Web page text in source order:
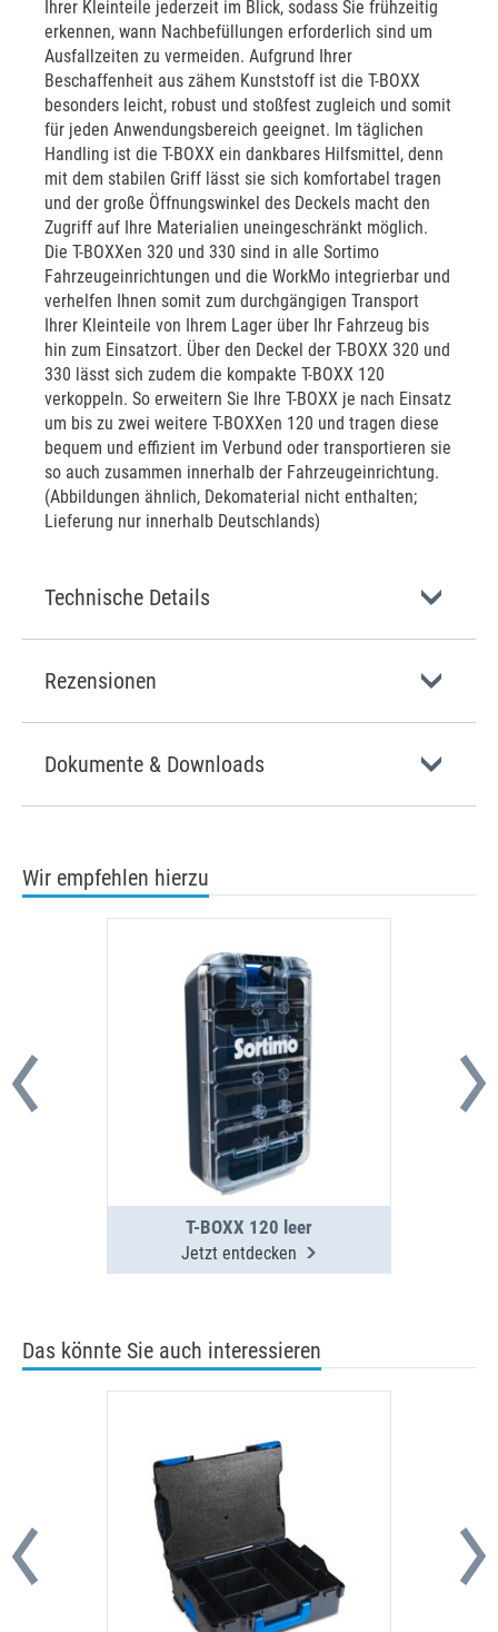
Ihrer Kleinteile jederzeit im Blick, sodass Sie frühzeitig
erkennen, wann Nachbefüllungen erforderlich sind um
Ausfallzeiten zu vermeiden. Aufgrund Ihrer
Beschaffenheit aus zähem Kunststoff ist die T-BOXX
besonders leicht, robust und stoßfest zugleich und somit
für jeden Anwendungsbereich geeignet. Im täglichen
Handling ist die T-BOXX ein dankbares Hilfsmittel, denn
mit dem stabilen Griff lässt sie sich komfortabel tragen
und der große Öffnungswinkel des Deckels macht den
Zugriff auf Ihre Materialien uneingeschränkt möglich.
Die T-BOXXen 320 und 330 sind in alle Sortimo
Fahrzeugeinrichtungen und die WorkMo integrierbar und
verhelfen Ihnen somit zum durchgängigen Transport
Ihrer Kleinteile von Ihrem Lager über Ihr Fahrzeug bis
hin zum Einsatzort. Über den Deckel der T-BOXX 320 und
330 lässt sich zudem die kompakte T-BOXX 120
verkoppeln. So erweitern Sie Ihre T-BOXX je nach Einsatz
um bis zu zwei weitere T-BOXXen 120 und tragen diese
bequem und effizient im Verbund oder transportieren sie
so auch zusammen innerhalb der Fahrzeugeinrichtung.
(Abbildungen ähnlich, Dekomaterial nicht enthalten;
Lieferung nur innerhalb Deutschlands)
Technische Details
Rezensionen
Dokumente & Downloads
Wir empfehlen hierzu
T-BOXX 120 leer
Jetzt entdecken
Das könnte Sie auch interessieren